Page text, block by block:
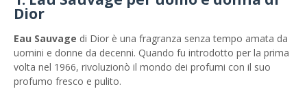
Dior
Eau Sauvage di Dior è una fragranza senza tempo amata da
uomini e donne da decenni. Quando fu introdotto per la prima
volta nel 1966, rivoluzionò il mondo dei profumi con il suo
profumo fresco e pulito.